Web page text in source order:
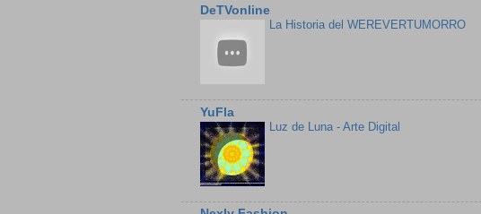
DeTVonline
La Historia del WEREVERTUMORRO
YuFla
Luz de Luna - Arte Digital